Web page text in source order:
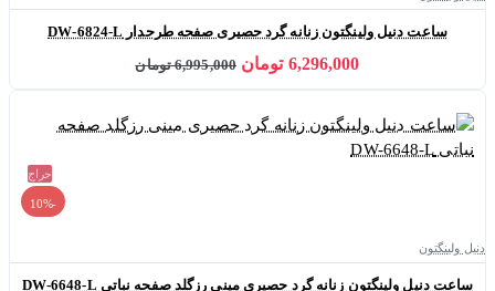
ساعت دنیل ولینگتون زنانه گرد حصیری صفحه طرحدار DW-6824-L
6,296,000 تومان 6,995,000 تومان
حراج
-10%
دنیل ولینگتون
ساعت دنیل ولینگتون زنانه گرد حصیری مینی رزگلد صفحه نباتی DW-6648-L